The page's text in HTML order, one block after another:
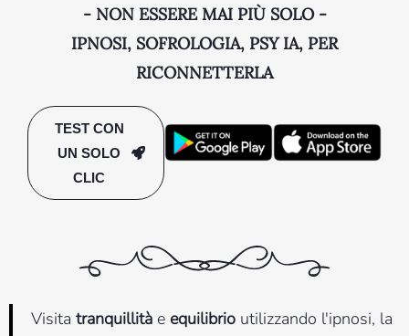
- NON ESSERE MAI PIÙ SOLO -
IPNOSI, SOFROLOGIA, PSY IA, PER
RICONNETTERLA
TEST CON
UN SOLO
CLIC
Visita tranquillità e equilibrio utilizzando l'ipnosi, la